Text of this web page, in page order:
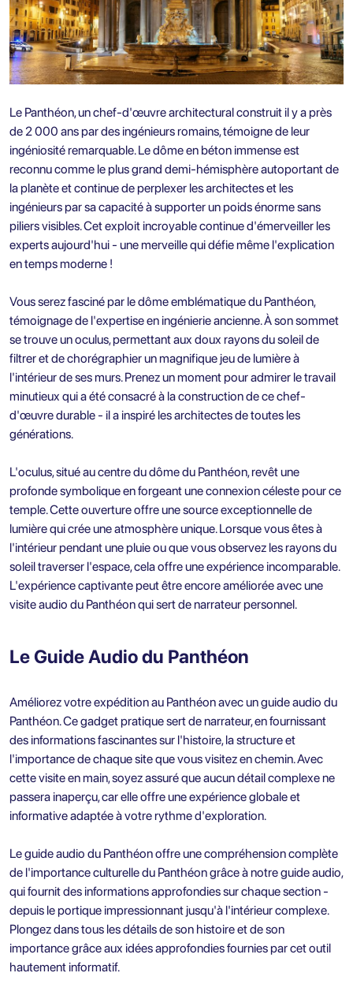
Le Panthéon, un chef-d'œuvre architectural construit il y a près
de 2 000 ans par des ingénieurs romains, témoigne de leur
ingéniosité remarquable. Le dôme en béton immense est
reconnu comme le plus grand demi-hémisphère autoportant de
la planète et continue de perplexer les architectes et les
ingénieurs par sa capacité à supporter un poids énorme sans
piliers visibles. Cet exploit incroyable continue d'émerveiller les
experts aujourd'hui - une merveille qui défie même l'explication
en temps moderne !
Vous serez fasciné par le dôme emblématique du Panthéon,
témoignage de l'expertise en ingénierie ancienne. À son sommet
se trouve un oculus, permettant aux doux rayons du soleil de
filtrer et de chorégraphier un magnifique jeu de lumière à
l'intérieur de ses murs. Prenez un moment pour admirer le travail
minutieux qui a été consacré à la construction de ce chef-
d'œuvre durable - il a inspiré les architectes de toutes les
générations.
L'oculus, situé au centre du dôme du Panthéon, revêt une
profonde symbolique en forgeant une connexion céleste pour ce
temple. Cette ouverture offre une source exceptionnelle de
lumière qui crée une atmosphère unique. Lorsque vous êtes à
l'intérieur pendant une pluie ou que vous observez les rayons du
soleil traverser l'espace, cela offre une expérience incomparable.
L'expérience captivante peut être encore améliorée avec une
visite audio du Panthéon qui sert de narrateur personnel.
Le Guide Audio du Panthéon
Améliorez votre expédition au Panthéon avec un guide audio du
Panthéon. Ce gadget pratique sert de narrateur, en fournissant
des informations fascinantes sur l'histoire, la structure et
l'importance de chaque site que vous visitez en chemin. Avec
cette visite en main, soyez assuré que aucun détail complexe ne
passera inaperçu, car elle offre une expérience globale et
informative adaptée à votre rythme d'exploration.
Le guide audio du Panthéon offre une compréhension complète
de l'importance culturelle du Panthéon grâce à notre guide audio,
qui fournit des informations approfondies sur chaque section -
depuis le portique impressionnant jusqu'à l'intérieur complexe.
Plongez dans tous les détails de son histoire et de son
importance grâce aux idées approfondies fournies par cet outil
hautement informatif.